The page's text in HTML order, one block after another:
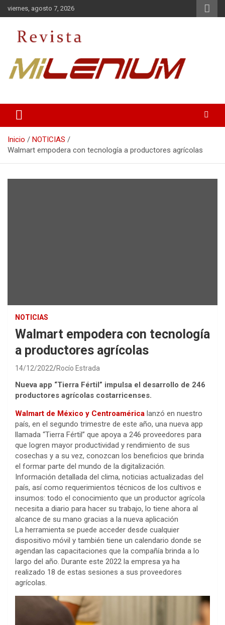
Saltar
al
viernes, agosto 7, 2026
Inicio
NOTICIAS
Walmart empodera con tecnología a productores agrícolas
NOTICIAS
Walmart empodera con tecnología
a productores agrícolas
14/12/2022 Rocío Estrada
Nueva app “Tierra Fértil” impulsa el desarrollo de 246
productores agrícolas costarricenses.
Walmart de México y Centroamérica lanzó en nuestro
país, en el segundo trimestre de este año, una nueva app
llamada “Tierra Fértil” que apoya a 246 proveedores para
que logren mayor productividad y rendimiento de sus
cosechas y a su vez, conozcan los beneficios que brinda
el formar parte del mundo de la digitalización.
Información detallada del clima, noticias actualizadas del
país, así como requerimientos técnicos de los cultivos e
insumos: todo el conocimiento que un productor agrícola
necesita a diario para hacer su trabajo, lo tiene ahora al
alcance de su mano gracias a la nueva aplicación
La herramienta se puede acceder desde cualquier
dispositivo móvil y también tiene un calendario donde se
agendan las capacitaciones que la compañía brinda a lo
largo del año. Durante este 2022 la empresa ya ha
realizado 18 de estas sesiones a sus proveedores
agrícolas.